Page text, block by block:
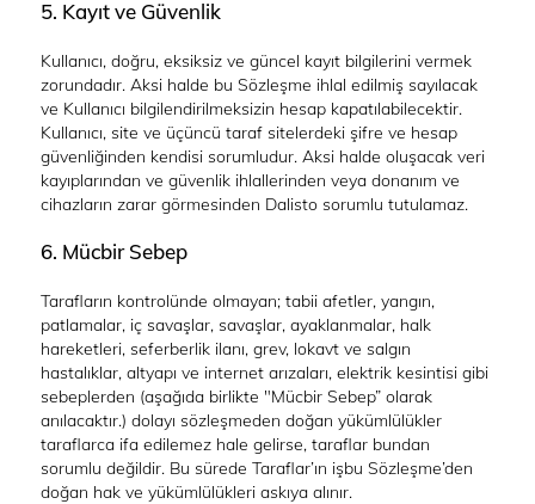
5. Kayıt ve Güvenlik
Kullanıcı, doğru, eksiksiz ve güncel kayıt bilgilerini vermek
zorundadır. Aksi halde bu Sözleşme ihlal edilmiş sayılacak
ve Kullanıcı bilgilendirilmeksizin hesap kapatılabilecektir.
Kullanıcı, site ve üçüncü taraf sitelerdeki şifre ve hesap
güvenliğinden kendisi sorumludur. Aksi halde oluşacak veri
kayıplarından ve güvenlik ihlallerinden veya donanım ve
cihazların zarar görmesinden Dalisto sorumlu tutulamaz.
6. Mücbir Sebep
Tarafların kontrolünde olmayan; tabii afetler, yangın,
patlamalar, iç savaşlar, savaşlar, ayaklanmalar, halk
hareketleri, seferberlik ilanı, grev, lokavt ve salgın
hastalıklar, altyapı ve internet arızaları, elektrik kesintisi gibi
sebeplerden (aşağıda birlikte "Mücbir Sebep” olarak
anılacaktır.) dolayı sözleşmeden doğan yükümlülükler
taraflarca ifa edilemez hale gelirse, taraflar bundan
sorumlu değildir. Bu sürede Taraflar’ın işbu Sözleşme’den
doğan hak ve yükümlülükleri askıya alınır.